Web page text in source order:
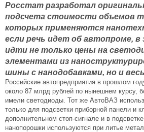
Росстат разработал
подсчета стоимости объемов
которых применяются
если речь идет об автопроме,
идти не только цены на
элементами из
шины с нанодобавками, но и
Российские автопредприятия в прошлом
около 87 млрд рублей по нынешнем курсу,
имели светодиоды. Тот же АвтоВАЗ
только для подсветки приборной панели и
дополнительном стоп-сигнале и в
нанопорошки используются при литье